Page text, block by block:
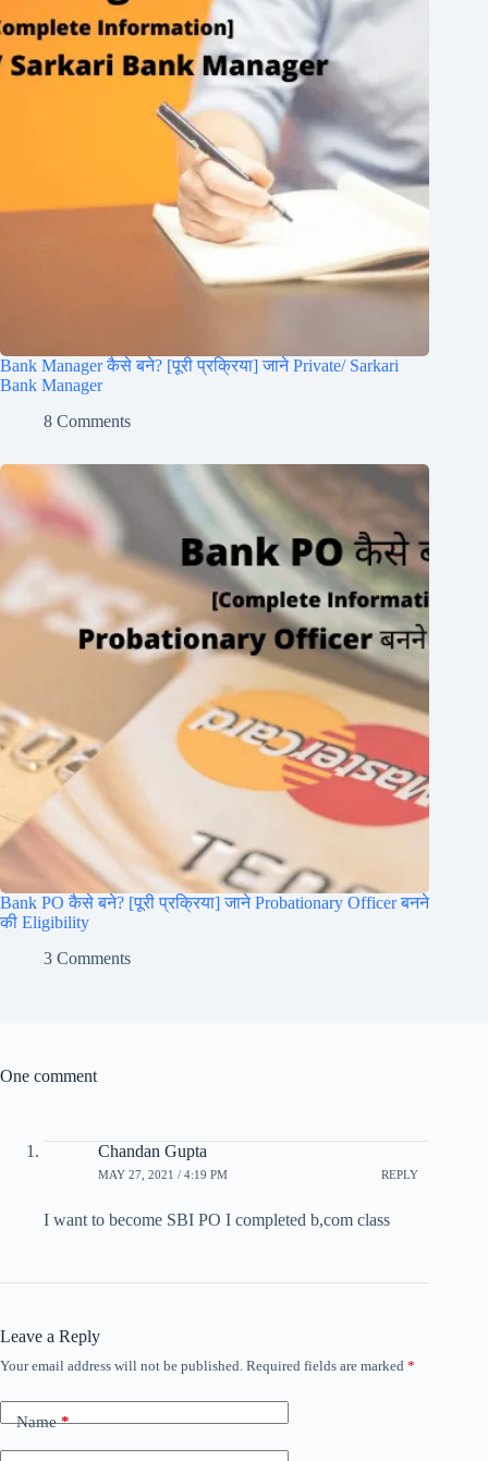
Bank Manager कैसे बने? [पूरी प्रक्रिया] जाने Private/ Sarkari
Bank Manager
8 Comments
Bank PO कैसे बने? [पूरी प्रक्रिया] जाने Probationary Officer बनने
की Eligibility
3 Comments
One comment
Chandan Gupta
MAY 27, 2021 / 4:19 PM REPLY
I want to become SBI PO I completed b,com class
Leave a Reply
Your email address will not be published. Required fields are marked *
Name*